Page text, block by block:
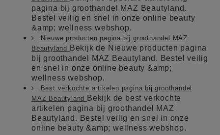
pagina bij groothandel MAZ Beautyland.
Bestel veilig en snel in onze online beauty
&amp; wellness webshop.
Nieuwe producten pagina bij groothandel MAZ
Beautyland
Bekijk de Nieuwe producten pagina
bij groothandel MAZ Beautyland. Bestel veilig
en snel in onze online beauty &amp;
wellness webshop.
Best verkochte artikelen pagina bij groothandel
MAZ Beautyland
Bekijk de best verkochte
artikelen pagina bij groothandel MAZ
Beautyland. Bestel veilig en snel in onze
online beauty &amp; wellness webshop.